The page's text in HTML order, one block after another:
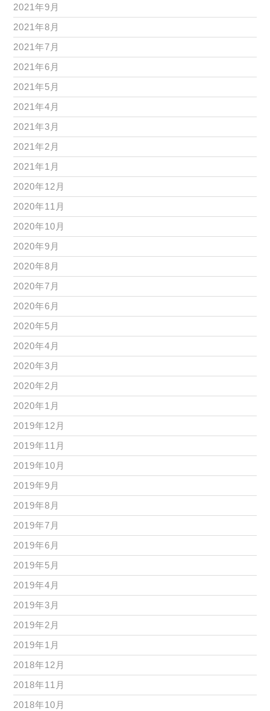
2021年9月
2021年8月
2021年7月
2021年6月
2021年5月
2021年4月
2021年3月
2021年2月
2021年1月
2020年12月
2020年11月
2020年10月
2020年9月
2020年8月
2020年7月
2020年6月
2020年5月
2020年4月
2020年3月
2020年2月
2020年1月
2019年12月
2019年11月
2019年10月
2019年9月
2019年8月
2019年7月
2019年6月
2019年5月
2019年4月
2019年3月
2019年2月
2019年1月
2018年12月
2018年11月
2018年10月